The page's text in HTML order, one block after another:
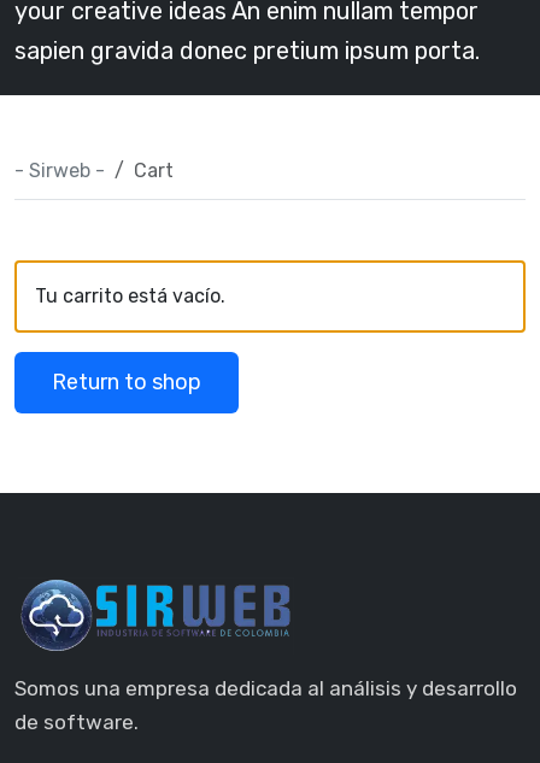
your creative ideas An enim nullam tempor
sapien gravida donec pretium ipsum porta.
- Sirweb - Cart
Tu carrito está vacío.
Return to shop
Somos una empresa dedicada al análisis y desarrollo
de software.